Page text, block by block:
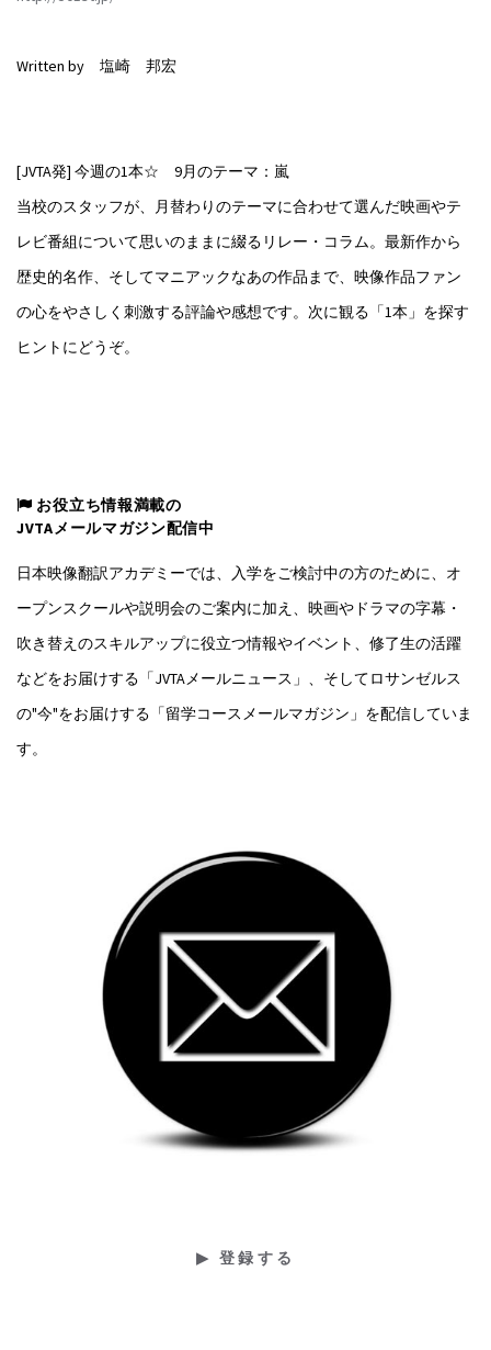
Written by 塩崎 邦宏
[JVTA発] 今週の1本☆ 9月のテーマ：嵐
当校のスタッフが、月替わりのテーマに合わせて選んだ映画やテ
レビ番組について思いのままに綴るリレー・コラム。最新作から
歴史的名作、そしてマニアックなあの作品まで、映像作品ファン
の心をやさしく刺激する評論や感想です。次に観る「1本」を探す
ヒントにどうぞ。
お役立ち情報満載の
JVTAメールマガジン配信中
日本映像翻訳アカデミーでは、入学をご検討中の方のために、オ
ープンスクールや説明会のご案内に加え、映画やドラマの字幕・
吹き替えのスキルアップに役立つ情報やイベント、修了生の活躍
などをお届けする「JVTAメールニュース」、そしてロサンゼルス
の"今"をお届けする「留学コースメールマガジン」を配信していま
す。